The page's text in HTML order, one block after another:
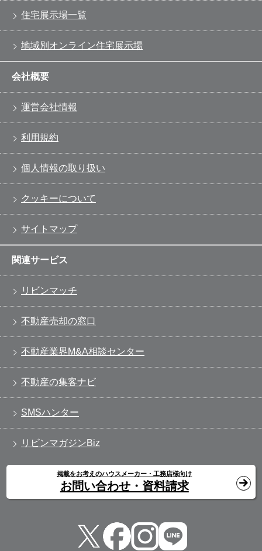
住宅展示場一覧
地域別オンライン住宅展示場
会社概要
運営会社情報
利用規約
個人情報の取り扱い
クッキーについて
サイトマップ
関連サービス
リビンマッチ
不動産売却の窓口
不動産業界M&A相談センター
不動産の集客ナビ
SMSハンター
リビンマガジンBiz
掲載をお考えのハウスメーカー・工務店様向け
お問い合わせ・資料請求